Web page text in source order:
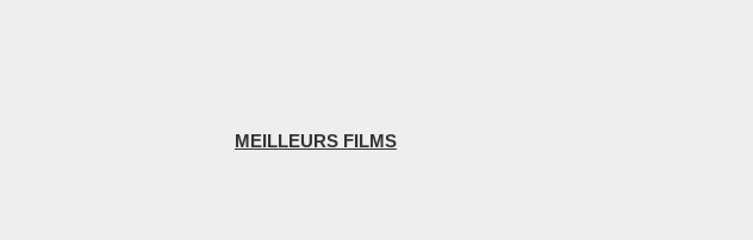
MEILLEURS FILMS